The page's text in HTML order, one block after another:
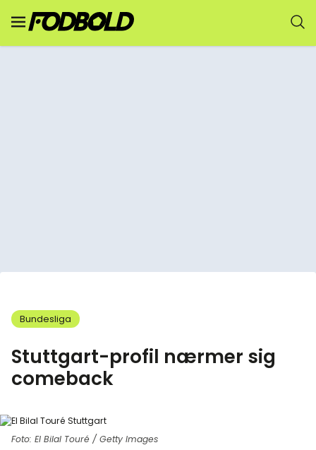
Bundesliga
Stuttgart-profil nærmer sig
comeback
Foto: El Bilal Touré / Getty Images